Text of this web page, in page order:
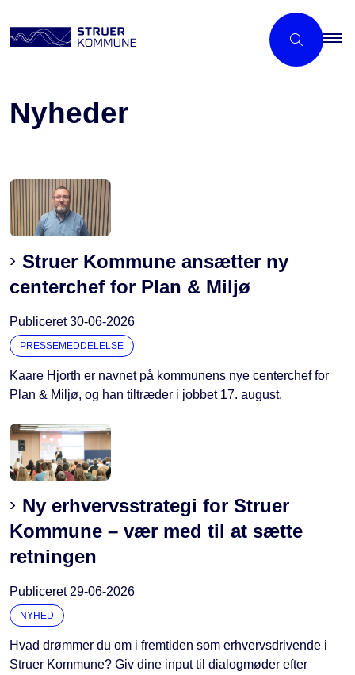
Nyheder
Struer Kommune ansætter ny
centerchef for Plan & Miljø
Publiceret30-06-2026
PRESSEMEDDELELSE
Kaare Hjorth er navnet på kommunens nye centerchef for
Plan & Miljø, og han tiltræder i jobbet 17. august.
Ny erhvervsstrategi for Struer
Kommune – vær med til at sætte
retningen
Publiceret 29-06-2026
NYHED
Hvad drømmer du om i fremtiden som erhvervsdrivende i
Struer Kommune? Giv dine input til dialogmøder efter